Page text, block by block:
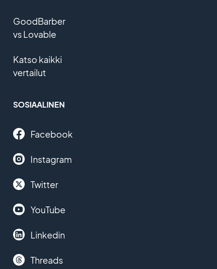
GoodBarber
vs Lovable
Katso kaikki
vertailut
SOSIAALINEN
Facebook
Instagram
Twitter
YouTube
Linkedin
Threads